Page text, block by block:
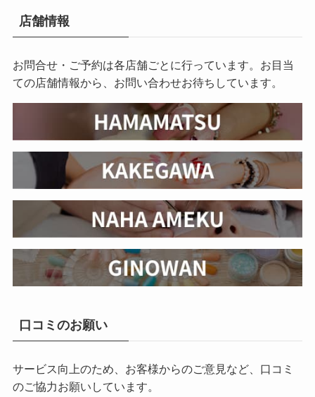
店舗情報
お問合せ・ご予約は各店舗ごとに行っています。お目当
ての店舗情報から、お問い合わせお待ちしています。
口コミのお願い
サービス向上のため、お客様からのご意見など、口コミ
のご協力お願いしています。